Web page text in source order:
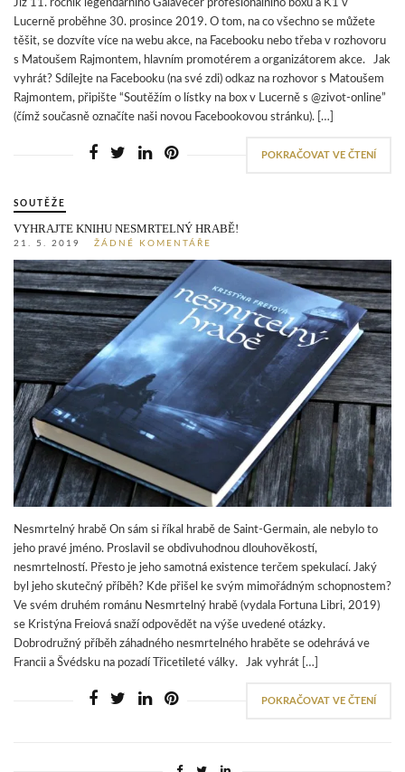
Již 11. ročník legendárního Galavečer profesionálního boxu a K1 v
Lucerně proběhne 30. prosince 2019. O tom, na co všechno se můžete
těšit, se dozvíte více na webu akce, na Facebooku nebo třeba v rozhovoru
s Matoušem Rajmontem, hlavním promotérem a organizátorem akce. Jak
vyhrát? Sdílejte na Facebooku (na své zdi) odkaz na rozhovor s Matoušem
Rajmontem, připište “Soutěžím o lístky na box v Lucerně s @zivot-online”
(čímž současně označíte naši novou Facebookovou stránku). […]
POKRAČOVAT VE ČTENÍ
SOUTĚŽE
VYHRAJTE KNIHU NESMRTELNÝ HRABĚ!
21. 5. 2019 ŽÁDNÉ KOMENTÁŘE
Nesmrtelný hrabě On sám si říkal hrabě de Saint-Germain, ale nebylo to
jeho pravé jméno. Proslavil se obdivuhodnou dlouhověkostí,
nesmrtelností. Přesto je jeho samotná existence terčem spekulací. Jaký
byl jeho skutečný příběh? Kde přišel ke svým mimořádným schopnostem?
Ve svém druhém románu Nesmrtelný hrabě (vydala Fortuna Libri, 2019)
se Kristýna Freiová snaží odpovědět na výše uvedené otázky.
Dobrodružný příběh záhadného nesmrtelného hraběte se odehrává ve
Francii a Švédsku na pozadí Třicetileté války. Jak vyhrát […]
POKRAČOVAT VE ČTENÍ